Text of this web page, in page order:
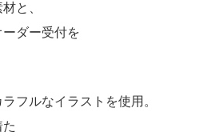
と、
ダー受付を
フルなイラストを使用。